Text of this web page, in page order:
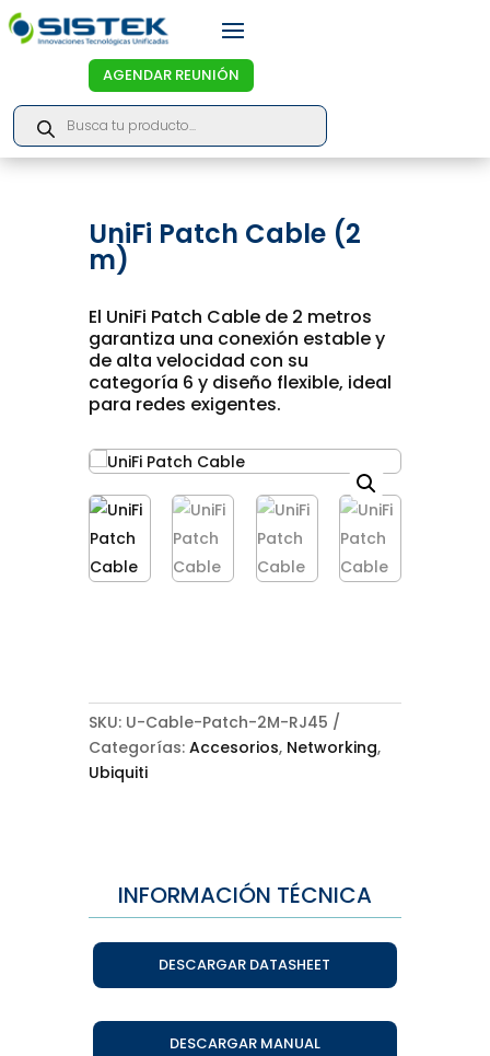
AGENDAR REUNIÓN
Products
search
UniFi Patch Cable (2
m)
El UniFi Patch Cable de 2 metros
garantiza una conexión estable y
de alta velocidad con su
categoría 6 y diseño flexible, ideal
para redes exigentes.
SKU: U-Cable-Patch-2M-RJ45
Categorías: Accesorios, Networking,
Ubiquiti
INFORMACIÓN TÉCNICA
DESCARGAR DATASHEET
DESCARGAR MANUAL